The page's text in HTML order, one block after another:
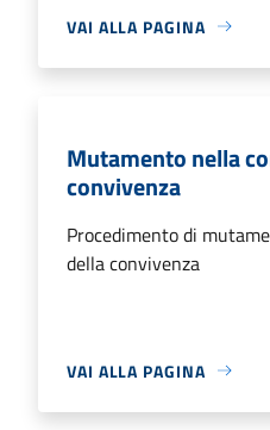
VAI ALLA PAGINA
Mutamento nella
convivenza
Procedimento di
della convivenza
VAI ALLA PAGINA